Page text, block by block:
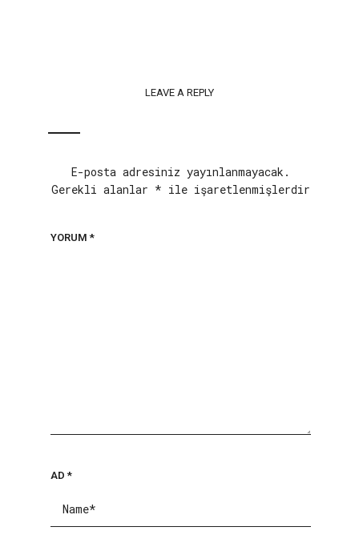
LEAVE A REPLY
E-posta adresiniz yayınlanmayacak.
Gerekli alanlar * ile işaretlenmişlerdir
YORUM*
AD*